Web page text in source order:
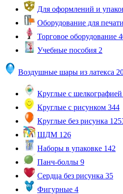
Для оформлений и
Оборудование для
Торговое оборудование
Учебные пособия 2
Воздушные шары из латекса
Круглые с шелкографией
Круглые с рисунком 344
Круглые без рисунка
ШДМ 126
Наборы в упаковке 142
Панч-боллы 9
Сердца без рисунка 35
Фигурные 4